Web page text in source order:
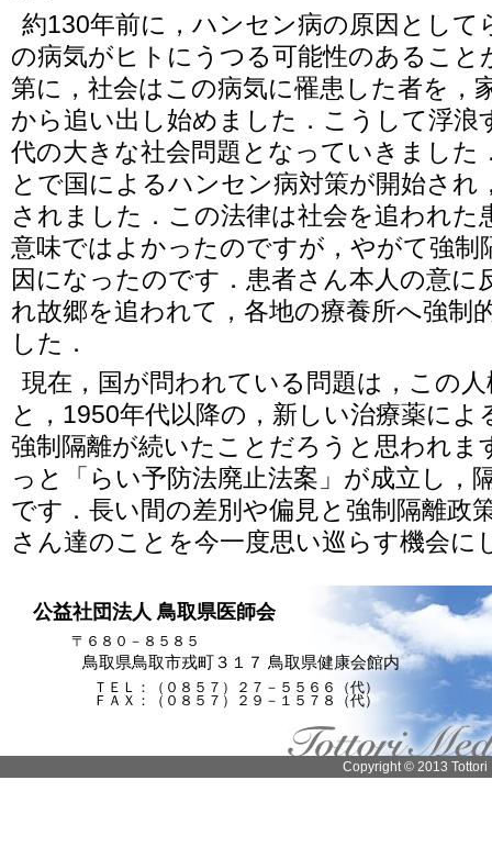
約130年前に，ハンセン病の原因として
の病気がヒトにうつる可能性のあること
第に，社会はこの病気に罹患した者を，
から追い出し始めました．こうして浮浪
代の大きな社会問題となっていきました
とで国によるハンセン病対策が開始され
されました．この法律は社会を追われた
意味ではよかったのですが，やがて強制
因になったのです．患者さん本人の意に
れ故郷を追われて，各地の療養所へ強制
した．
現在，国が問われている問題は，この
と，1950年代以降の，新しい治療薬によ
強制隔離が続いたことだろうと思われま
っと「らい予防法廃止法案」が成立し，
です．長い間の差別や偏見と強制隔離政
さん達のことを今一度思い巡らす機会に
公益社団法人 鳥取県医師会
〒６８０－８５８５
鳥取県鳥取市戎町３１７ 鳥取県健康会館内
ＴＥＬ：（０８５７）２７－５５６６（代）
ＦＡＸ：（０８５７）２９－１５７８（代）
Copyright © 2013 Tottori